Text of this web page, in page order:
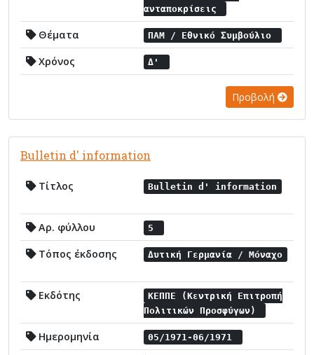
ανταποκρίσεις
Θέματα ΠΑΜ / Εθνικό Συμβούλιο
Χρόνος Δ'
Προβολή
Bulletin d' information
Τίτλος Bulletin d' information
Αρ. φύλλου 5
Τόπος έκδοσης Δυτική Γερμανία / Μόναχο
Εκδότης
ΚΕΠΠΕ (Κεντρική Επιτροπή
Πολιτικών Προσφύγων)
Ημερομηνία 05/1971-06/1971